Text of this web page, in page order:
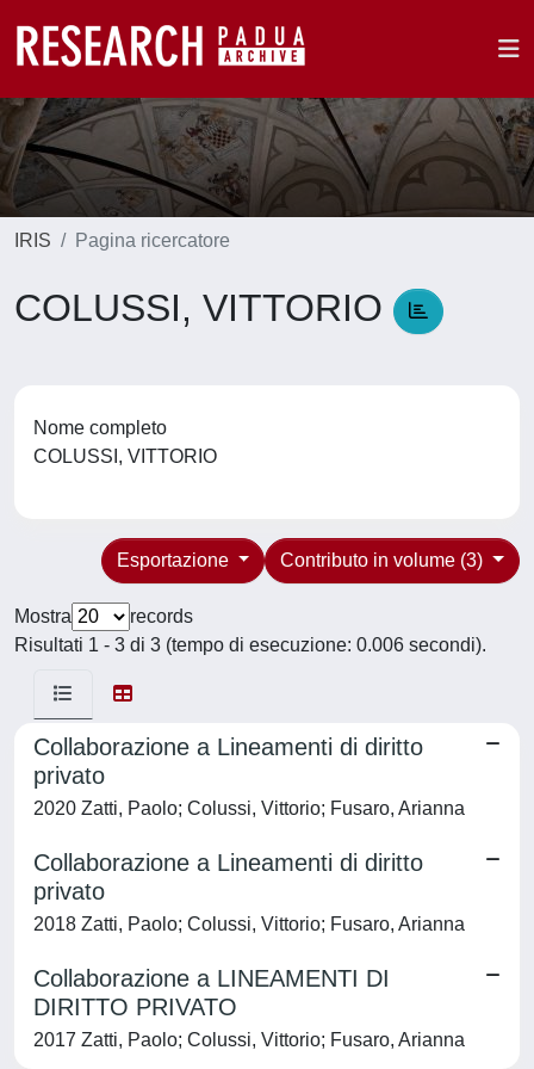
IRIS Pagina ricercatore
COLUSSI, VITTORIO
Nome completo
COLUSSI, VITTORIO
Contributo in volume (3)
Esportazione
Mostra
records
Risultati 1 - 3 di 3 (tempo di esecuzione: 0.006 secondi).
Collaborazione a Lineamenti di diritto
privato
2020 Zatti, Paolo; Colussi, Vittorio; Fusaro, Arianna
Collaborazione a Lineamenti di diritto
privato
2018 Zatti, Paolo; Colussi, Vittorio; Fusaro, Arianna
Collaborazione a LINEAMENTI DI
DIRITTO PRIVATO
2017 Zatti, Paolo; Colussi, Vittorio; Fusaro, Arianna